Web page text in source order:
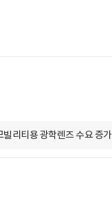
리티용 광학렌즈 수요 증가